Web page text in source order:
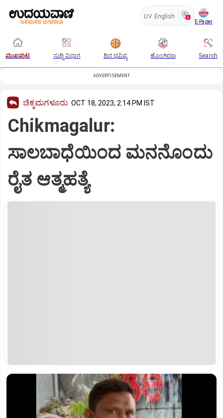
UV English
E-Paper
ಮುಖಪುಟ ಸುದ್ದಿ ವಿಭಾಗ ದಿನ ಭವಿಷ್ಯ ಹೊಂಗಿರಣ Search
ADVERTISEMENT
ಚಿಕ್ಕಮಗಳೂರು OCT 18, 2023, 2:14 PM IST
Chikmagalur:
ಸಾಲಬಾಧೆಯಿಂದ ಮನನೊಂದು
ರೈತ ಆತ್ಮಹತ್ಯೆ